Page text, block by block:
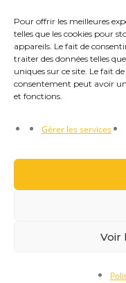
Pour offrir les meilleures
telles que les cookies pour
appareils. Le fait de
traiter des données telles
uniques sur ce site. Le fait
consentement peut avoir
et fonctions.
Gérer les services
Voir